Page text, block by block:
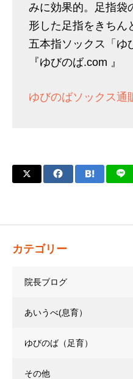
みに効果的。足指袋
形した足指をきちん
五本指ソックス「ゆ
『ゆびのば.com 』
ゆびのばソックス通
カテゴリー
院長ブログ
あいうべ(息育）
ゆびのば（足育）
その他